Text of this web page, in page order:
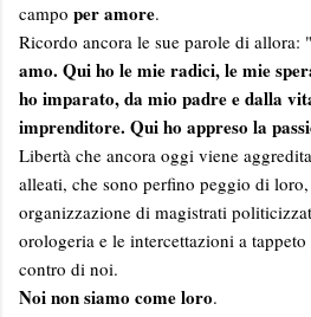
campo per amore.
Ricordo ancora le sue parole di allora: "
amo. Qui ho le mie radici, le mie
ho imparato, da mio padre e dalla
imprenditore. Qui ho appreso la
Libertà che ancora oggi viene
alleati, che sono perfino peggio di
organizzazione di magistrati
orologeria e le intercettazioni a
contro di noi.
Noi non siamo come loro.